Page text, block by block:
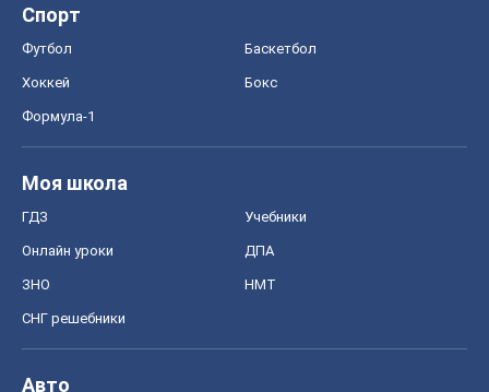
Спорт
Футбол Баскетбол
Хоккей Бокс
Формула-1
Моя школа
ГДЗ Учебники
Онлайн уроки ДПА
ЗНО НМТ
СНГ решебники
Авто